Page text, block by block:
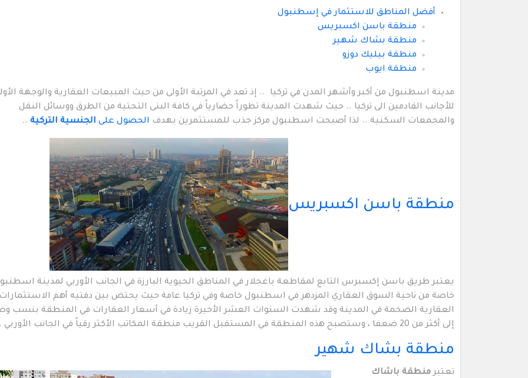
أفضل المناطق للاستثمار في إسطنبول
منطقة باسن اكسبريس
منطقة بشاك شهير
منطقة بيليك دوزو
منطقة ايوب
مدينة اسطنبول من أكبر وأشهر المدن في تركيا .. إذ تعد في المرتبة الأولى من حيث المبيعات العقارية والوجهة
للأجانب القادمين الى تركيا .. حيث شهدت المدينة تطوراً حضارياً في كافة البنى التحتية من الطرق ووسائل النقل
والمجمعات السكنية .. لذا أصبحت اسطنبول مركز جذب للمستثمرين بهدف الحصول على الجنسية التركية ..
منطقة باسن اكسبريس
يعتبر طريق باسن إكسبرس التابع لمقاطعة باغجلار في المناطق الحيوية البارزة في الجانب الأوربي لمدينة
خاصة من ناحية السوق العقاري المزدهر في اسطنبول خاصة وفي تركيا عامة حيث يحتض بين دفتيه أهم الاستثمارات
العقارية الضخمة في المدينة وقد شهدت السنوات العشر الأخيرة زيادة في أسعار العقارات في المنطقة بنسب
إلى أكثر من 20 ضعفا ، وستصبح هذه المنطقة في المستقبل القريب منطقة المكاتب الأكثر رقياً في الجانب الأوربي .
منطقة بشاك شهير
تعتبرمنطقة باشاك